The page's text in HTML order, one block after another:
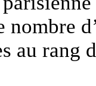
nombre
au rang